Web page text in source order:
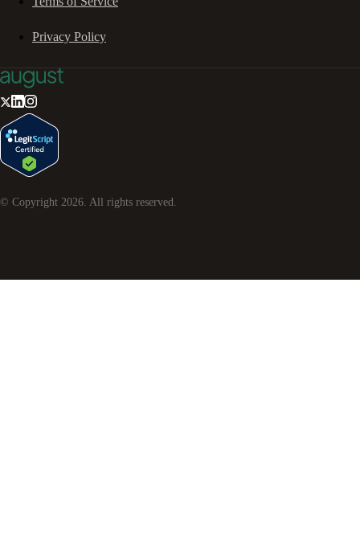
Privacy Policy
© Copyright 2026 . All rights reserved.